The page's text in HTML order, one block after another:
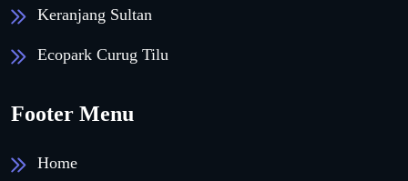
Keranjang Sultan
Ecopark Curug Tilu
Footer Menu
Home